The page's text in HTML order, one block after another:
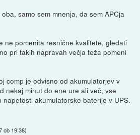
samo sem mnenja, da sem APCja
ne pomenita resnične kvalitete, gledati
pri takih napravah večja teža pomeni
comp je odvisno od akumulatorjev v
nekaj minut do ene ure ali več, vse
akumulatorske baterije v UPS.
ob 19:38)